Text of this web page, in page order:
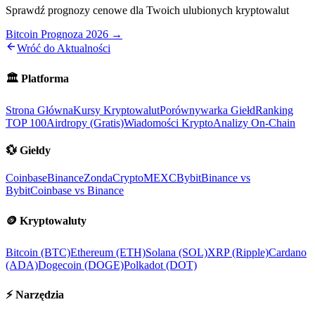
Sprawdź prognozy cenowe dla Twoich ulubionych kryptowalut
Bitcoin Prognoza 2026 →
Wróć do Aktualności
🏛️ Platforma
Strona GłównaKursy KryptowalutPorównywarka GiełdRanking
TOP 100Airdropy (Gratis)Wiadomości KryptoAnalizy On-Chain
💱 Giełdy
CoinbaseBinanceZondaCryptoMEXCBybitBinance vs
BybitCoinbase vs Binance
🪙 Kryptowaluty
Bitcoin (BTC)Ethereum (ETH)Solana (SOL)XRP (Ripple)Cardano
(ADA)Dogecoin (DOGE)Polkadot (DOT)
⚡ Narzędzia